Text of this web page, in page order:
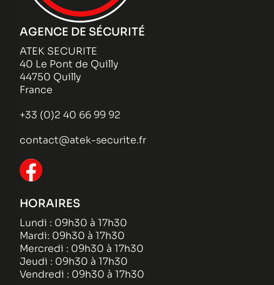
AGENCE DE SÉCURITÉ
ATEK SECURITE
40 Le Pont de Quilly
44750 Quilly
France
+33 (0)2 40 66 99 92
contact@atek-securite.fr
HORAIRES
Lundi : 09h30 à 17h30
Mardi: 09h30 à 17h30
Mercredi : 09h30 à 17h30
Jeudi : 09h30 à 17h30
Vendredi : 09h30 à 17h30